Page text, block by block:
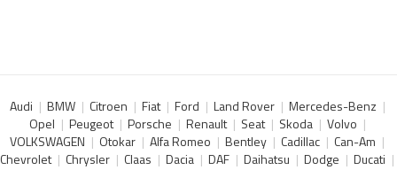
Audi BMW Citroen Fiat Ford Land Rover
Mercedes-Benz
Opel
Peugeot Porsche Renault Seat Skoda
Volvo
VOLKSWAGEN
Otokar Alfa Romeo Bentley Cadillac
Can-Am
Chevrolet
Chrysler Claas Dacia DAF Daihatsu Dodge
Ducati